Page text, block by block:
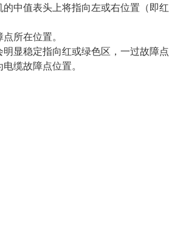
中值表头上将指向左或右位置（即
所在位置。
显稳定指向红或绿色区，一过故障
缆故障点位置。